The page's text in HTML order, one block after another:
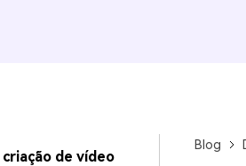
criação de vídeo
Blog